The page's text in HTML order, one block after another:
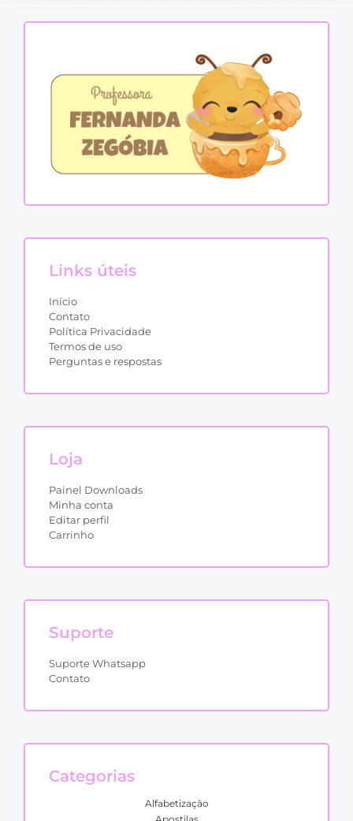
Links úteis
Início
Contato
Política Privacidade
Termos de uso
Perguntas e respostas
Loja
Painel Downloads
Minha conta
Editar perfil
Carrinho
Suporte
Suporte Whatsapp
Contato
Categorias
Alfabetização